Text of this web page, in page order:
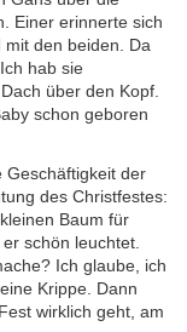
Einer erinnerte sich
den beiden. Da
hab sie
über den Kopf.
schon geboren
der
des Christfestes:
Baum für
schön leuchtet.
Ich glaube, ich
Krippe. Dann
wirklich geht, am